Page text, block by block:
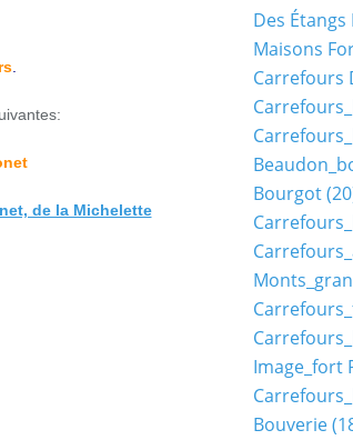
de la Michelette
Des Étangs
Maisons
Carrefours
Bourgot
Image_fort
Bouverie